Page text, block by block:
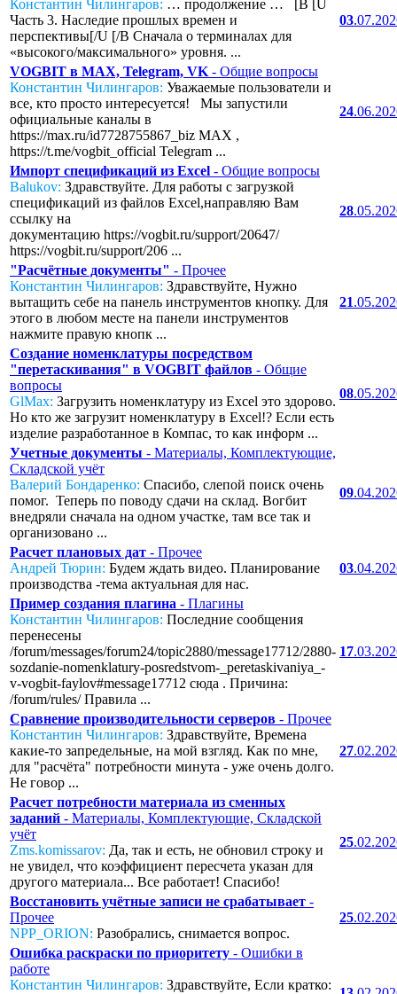
Константин Чилингаров: … продолжение … [B [U
Часть 3. Наследие прошлых времен и
перспективы[/U [/B Сначала о терминалах для
«высокого/максимального» уровня. ...
03
VOGBIT в MAX, Telegram, VK - Общие вопросы
Константин Чилингаров: Уважаемые пользователи и
все, кто просто интересуется! Мы запустили
официальные каналы в
https://max.ru/id7728755867_biz MAX ,
https://t.me/vogbit_official Telegram ...
24
Импорт спецификаций из Excel - Общие вопросы
Balukov: Здравствуйте. Для работы с загрузкой
спецификаций из файлов Excel,направляю Вам
ссылку на
документацию https://vogbit.ru/support/20647/
https://vogbit.ru/support/206 ...
28
"Расчётные документы" - Прочее
Константин Чилингаров: Здравствуйте, Нужно
вытащить себе на панель инструментов кнопку. Для
этого в любом месте на панели инструментов
нажмите правую кнопк ...
21
Создание номенклатуры посредством
"перетаскивания" в VOGBIT файлов - Общие
вопросы
GlMax: Загрузить номенклатуру из Excel это здорово.
Но кто же загрузит номенклатуру в Excel!? Если есть
изделие разработанное в Компас, то как информ ...
08
Учетные документы - Материалы, Комплектующие,
Складской учёт
Валерий Бондаренко: Спасибо, слепой поиск очень
помог. Теперь по поводу сдачи на склад. Вогбит
внедряли сначала на одном участке, там все так и
организовано ...
09
Расчет плановых дат - Прочее
Андрей Тюрин: Будем ждать видео. Планирование
производства -тема актуальная для нас.
03
Пример создания плагина - Плагины
Константин Чилингаров: Последние сообщения
перенесены
/forum/messages/forum24/topic2880/message17712/2880-
sozdanie-nomenklatury-posredstvom-_peretaskivaniya_-
v-vogbit-faylov#message17712 сюда . Причина:
/forum/rules/ Правила ...
17
Сравнение производительности серверов - Прочее
Константин Чилингаров: Здравствуйте, Времена
какие-то запредельные, на мой взгляд. Как по мне,
для "расчёта" потребности минута - уже очень долго.
Не говор ...
27
Расчет потребности материала из сменных
заданий - Материалы, Комплектующие, Складской
учёт
Zms.komissarov: Да, так и есть, не обновил строку и
не увидел, что коэффициент пересчета указан для
другого материала... Все работает! Спасибо!
25
Восстановить учётные записи не срабатывает -
Прочее
NPP_ORION: Разобрались, снимается вопрос.
25
Ошибка раскраски по приоритету - Ошибки в
работе
Константин Чилингаров: Здравствуйте, Если кратко: